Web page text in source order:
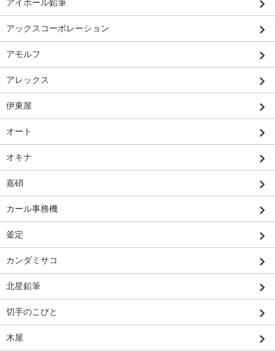
アイボール鉛筆
アックスコーポレーション
アモルフ
アレックス
伊東屋
オート
オキナ
嘉硝
カール事務機
釜定
カンダミサコ
北星鉛筆
切手のこびと
木屋